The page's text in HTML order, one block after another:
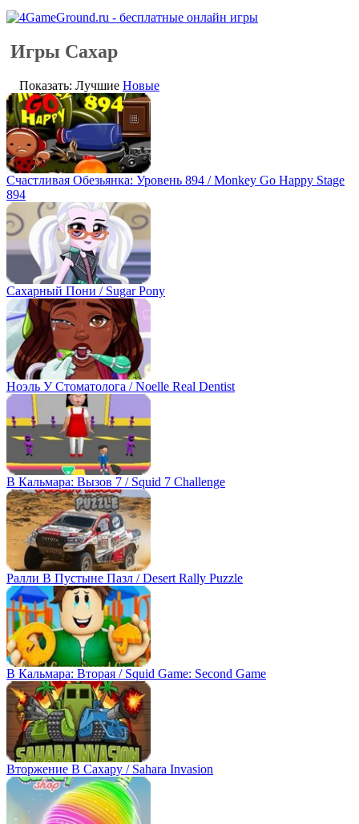
Игры Сахар
Показать: Лучшие Новые
Счастливая Обезьянка: Уровень 894 / Monkey Go Happy Stage
894
Сахарный Пони / Sugar Pony
Ноэль У Стоматолога / Noelle Real Dentist
В Кальмара: Вызов 7 / Squid 7 Challenge
Ралли В Пустыне Пазл / Desert Rally Puzzle
В Кальмара: Вторая / Squid Game: Second Game
Вторжение В Сахару / Sahara Invasion